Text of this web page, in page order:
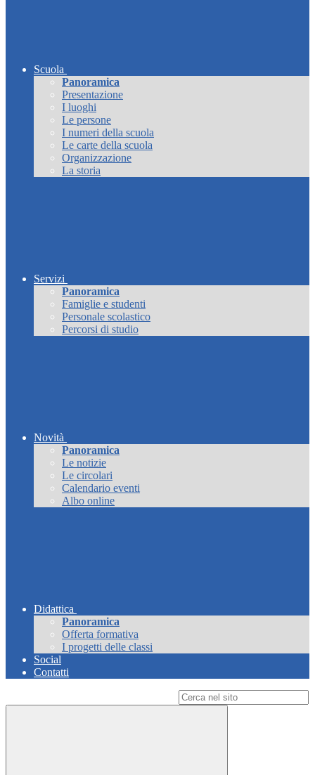
Scuola
Panoramica
Presentazione
I luoghi
Le persone
I numeri della scuola
Le carte della scuola
Organizzazione
La storia
Servizi
Panoramica
Famiglie e studenti
Personale scolastico
Percorsi di studio
Novità
Panoramica
Le notizie
Le circolari
Calendario eventi
Albo online
Didattica
Panoramica
Offerta formativa
I progetti delle classi
Social
Contatti